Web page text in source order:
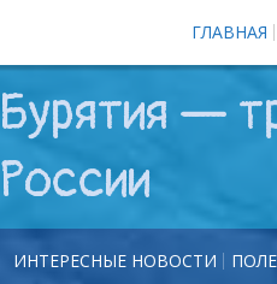
ГЛАВНАЯ
Бурятия —
России
ИНТЕРЕСНЫЕ НОВОСТИ